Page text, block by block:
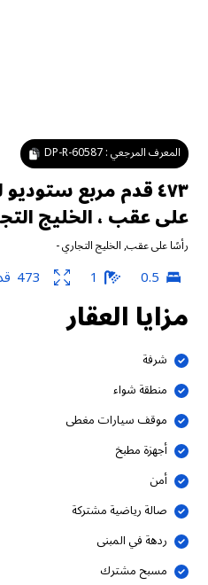
المعرف المرجعي :DP-R-60587
٤٧٣ قدم مربع
على عقب ، الخليج
رأسًا على عقب,الخليج التجاري-
0.5
1
473
مزايا العقار
شرفة
منطقة شواء
موقف سيارات مغطى
أجهزة مطبخ
أمن
صالة رياضية مشتركة
ردهة في المبنى
مسبح مشترك